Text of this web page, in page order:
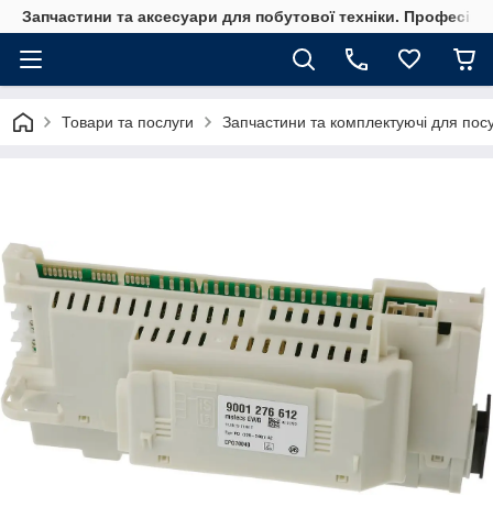
Запчастини та аксесуари для побутової техніки.
Товари та послуги Запчастини та комплектуючі для